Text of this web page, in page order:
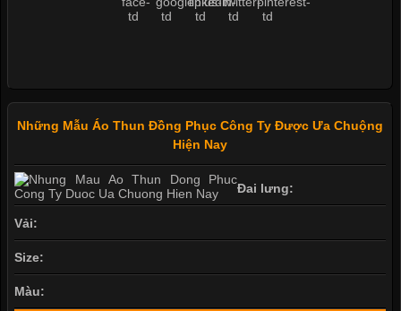
Những Mẫu Áo Thun Đồng Phục Công Ty Được Ưa Chuộng
Hiện Nay
Đai lưng:
Vải:
Size:
Màu: